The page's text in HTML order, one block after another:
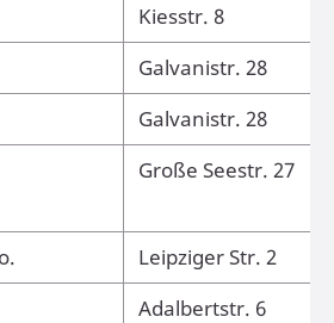
Kiesstr. 8
Galvanistr. 28
Galvanistr. 28
Große Seestr. 27
Leipziger Str. 2
Adalbertstr. 6